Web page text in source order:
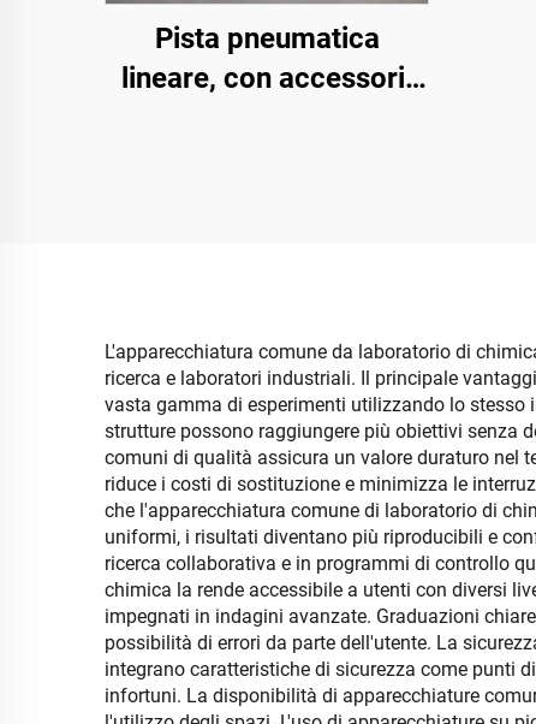
Pista pneumatica
lineare, con accessori,
L'apparecchiatura comune da laboratorio di
ricerca e laboratori industriali. Il principale
vasta gamma di esperimenti utilizzando lo stesso
strutture possono raggiungere più obiettivi senza
comuni di qualità assicura un valore duraturo nel
riduce i costi di sostituzione e minimizza le
che l'apparecchiatura comune di laboratorio di
uniformi, i risultati diventano più riproducibili e
ricerca collaborativa e in programmi di controllo
chimica la rende accessibile a utenti con diversi
impegnati in indagini avanzate. Graduazioni
possibilità di errori da parte dell'utente. La
integrano caratteristiche di sicurezza come punti
infortuni. La disponibilità di apparecchiature